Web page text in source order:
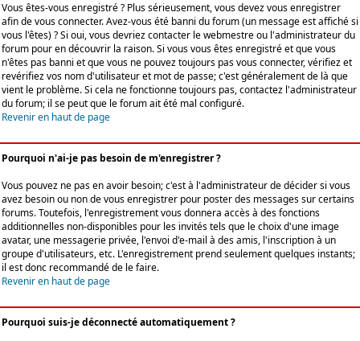
Vous êtes-vous enregistré ? Plus sérieusement, vous devez vous enregistrer
afin de vous connecter. Avez-vous été banni du forum (un message est affiché si
vous l'êtes) ? Si oui, vous devriez contacter le webmestre ou l'administrateur du
forum pour en découvrir la raison. Si vous vous êtes enregistré et que vous
n'êtes pas banni et que vous ne pouvez toujours pas vous connecter, vérifiez et
revérifiez vos nom d'utilisateur et mot de passe; c'est généralement de là que
vient le problème. Si cela ne fonctionne toujours pas, contactez l'administrateur
du forum; il se peut que le forum ait été mal configuré.
Revenir en haut de page
Pourquoi n'ai-je pas besoin de m'enregistrer ?
Vous pouvez ne pas en avoir besoin; c'est à l'administrateur de décider si vous
avez besoin ou non de vous enregistrer pour poster des messages sur certains
forums. Toutefois, l'enregistrement vous donnera accès à des fonctions
additionnelles non-disponibles pour les invités tels que le choix d'une image
avatar, une messagerie privée, l'envoi d'e-mail à des amis, l'inscription à un
groupe d'utilisateurs, etc. L'enregistrement prend seulement quelques instants;
il est donc recommandé de le faire.
Revenir en haut de page
Pourquoi suis-je déconnecté automatiquement ?